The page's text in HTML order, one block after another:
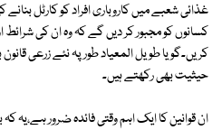
غذائی شعبے میں کاروباری افراد کو کارٹل
کسانوں کو مجبور کر دیں گے کہ وہ ان کی
کریں۔گویا طویل المعیاد طور پہ نئے زرعی
حیثیت بھی رکھتے ہیں۔
ان قوانین کا ایک اہم وقتی فائدہ ضرور ہے،یہ